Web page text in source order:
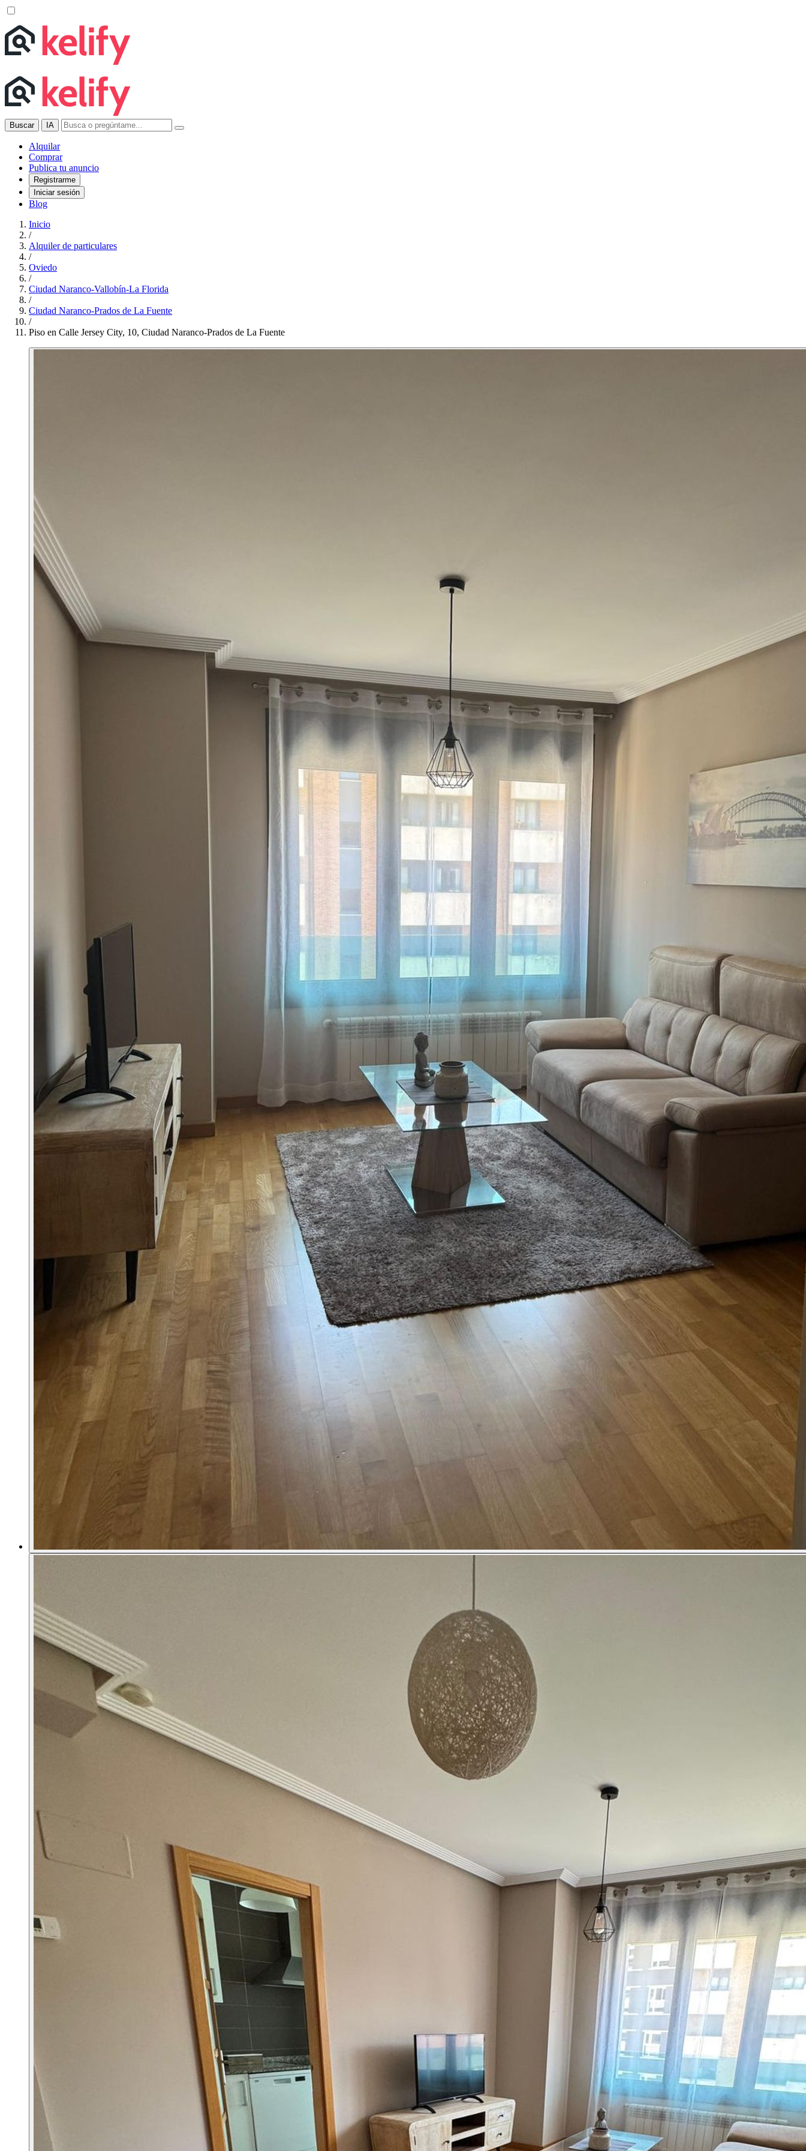
Buscar IA
Alquilar
Comprar
Publica tu anuncio
Registrarme
Iniciar sesión
Blog
Inicio
/
Alquiler de particulares
/
Oviedo
/
Ciudad Naranco-Vallobín-La Florida
/
Ciudad Naranco-Prados de La Fuente
/
Piso en Calle Jersey City, 10, Ciudad Naranco-Prados de La Fuente